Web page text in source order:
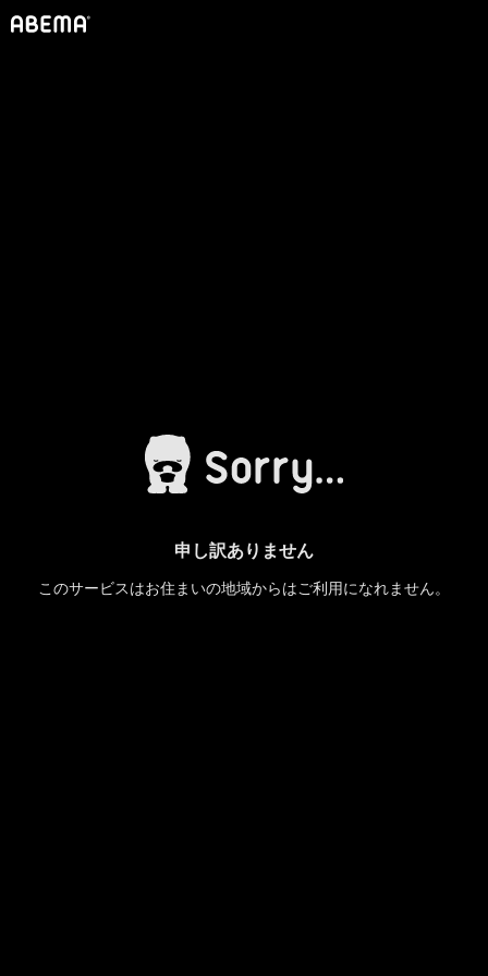
申し訳ありません
このサービスはお住まいの地域からはご利用になれません。